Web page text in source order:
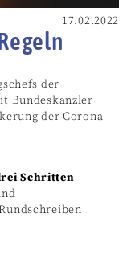
17.02.2022
der
Bundeskanzler
der Corona-
Schritten